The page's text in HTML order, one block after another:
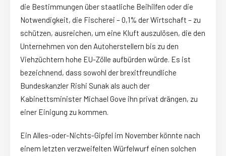
die Bestimmungen über staatliche Beihilfen oder die
Notwendigkeit, die Fischerei – 0,1% der Wirtschaft – zu
schützen, ausreichen, um eine Kluft auszulösen, die den
Unternehmen von den Autoherstellern bis zu den
Viehzüchtern hohe EU-Zölle aufbürden würde. Es ist
bezeichnend, dass sowohl der brexitfreundliche
Bundeskanzler Rishi Sunak als auch der
Kabinettsminister Michael Gove ihn privat drängen, zu
einer Einigung zu kommen.
Ein Alles-oder-Nichts-Gipfel im November könnte nach
einem letzten verzweifelten Würfelwurf einen solchen